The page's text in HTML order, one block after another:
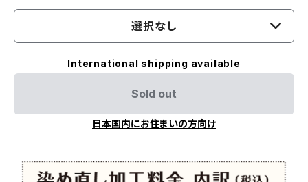
選択なし
International shipping available
Sold out
日本国内にお住まいの方向け